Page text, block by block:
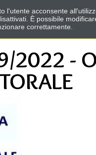
2022 -
l'utente acconsente
È possibile
correttamente.